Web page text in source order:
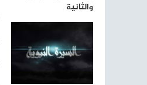
والثانية